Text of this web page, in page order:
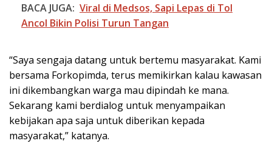
BACA JUGA: Viral di Medsos, Sapi Lepas di Tol
Ancol Bikin Polisi Turun Tangan
“Saya sengaja datang untuk bertemu masyarakat. Kami
bersama Forkopimda, terus memikirkan kalau kawasan
ini dikembangkan warga mau dipindah ke mana.
Sekarang kami berdialog untuk menyampaikan
kebijakan apa saja untuk diberikan kepada
masyarakat,” katanya.